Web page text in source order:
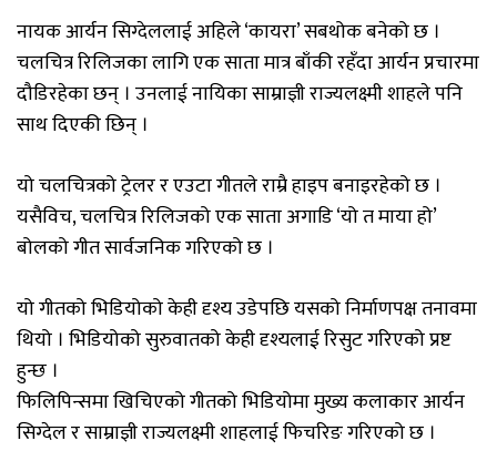
नायक आर्यन सिग्देललाई अहिले ‘कायरा’ सबथोक बनेको छ ।
चलचित्र रिलिजका लागि एक साता मात्र बाँकी रहँदा आर्यन प्रचारमा
दौडिरहेका छन् । उनलाई नायिका साम्राज्ञी राज्यलक्ष्मी शाहले पनि
साथ दिएकी छिन् ।
यो चलचित्रको ट्रेलर र एउटा गीतले राम्रै हाइप बनाइरहेको छ ।
यसैविच, चलचित्र रिलिजको एक साता अगाडि ‘यो त माया हो’
बोलको गीत सार्वजनिक गरिएको छ ।
यो गीतको भिडियोको केही दृश्य उडेपछि यसको निर्माणपक्ष तनावमा
थियो । भिडियोको सुरुवातको केही दृश्यलाई रिसुट गरिएको प्रष्ट
हुन्छ ।
फिलिपिन्समा खिचिएको गीतको भिडियोमा मुख्य कलाकार आर्यन
सिग्देल र साम्राज्ञी राज्यलक्ष्मी शाहलाई फिचरिङ गरिएको छ ।